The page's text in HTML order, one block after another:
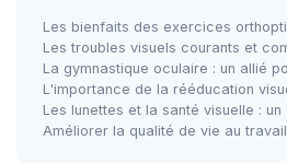
Les bienfaits des exercices
Les troubles visuels courants et
La gymnastique oculaire : un allié
L'importance de la rééducation
Les lunettes et la santé visuelle : un
Améliorer la qualité de vie au